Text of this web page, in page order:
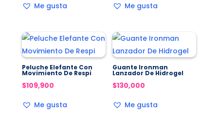
Me gusta
Me gusta
Peluche Elefante Con
Movimiento De Respi
$109,900
Me gusta
Guante Ironman
Lanzador De Hidrogel
$130,000
Me gusta